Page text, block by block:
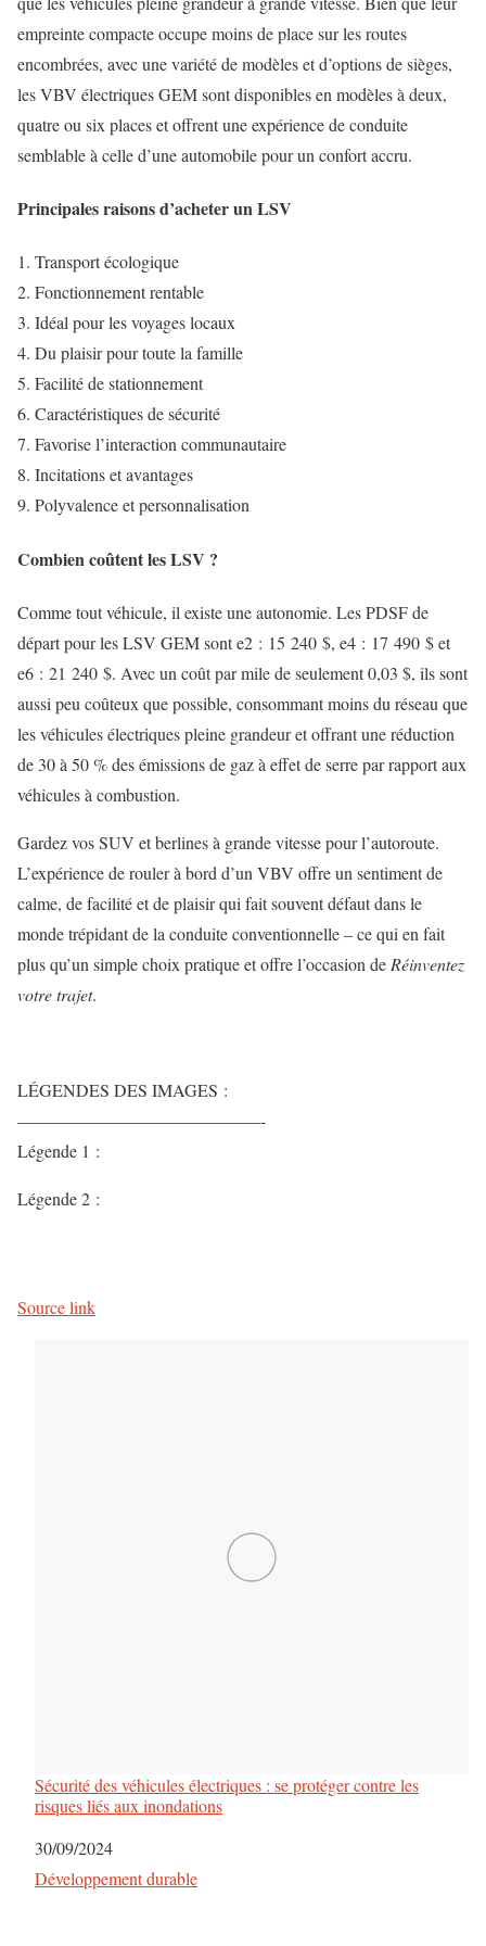
empreinte compacte occupe moins de place sur les routes
encombrées, avec une variété de modèles et d’options de sièges,
les VBV électriques GEM sont disponibles en modèles à deux,
quatre ou six places et offrent une expérience de conduite
semblable à celle d’une automobile pour un confort accru.
Principales raisons d’acheter un LSV
Transport écologique
Fonctionnement rentable
Idéal pour les voyages locaux
Du plaisir pour toute la famille
Facilité de stationnement
Caractéristiques de sécurité
Favorise l’interaction communautaire
Incitations et avantages
Polyvalence et personnalisation
Combien coûtent les LSV ?
Comme tout véhicule, il existe une autonomie. Les PDSF de
départ pour les LSV GEM sont e2 : 15 240 $, e4 : 17 490 $ et
e6 : 21 240 $. Avec un coût par mile de seulement 0,03 $, ils sont
aussi peu coûteux que possible, consommant moins du réseau que
les véhicules électriques pleine grandeur et offrant une réduction
de 30 à 50 % des émissions de gaz à effet de serre par rapport aux
véhicules à combustion.
Gardez vos SUV et berlines à grande vitesse pour l’autoroute.
L’expérience de rouler à bord d’un VBV offre un sentiment de
calme, de facilité et de plaisir qui fait souvent défaut dans le
monde trépidant de la conduite conventionnelle – ce qui en fait
plus qu’un simple choix pratique et offre l’occasion de Réinventez
votre trajet.
LÉGENDES DES IMAGES :
——————————————-
Légende 1 :
Légende 2 :
Source link
Sécurité des véhicules électriques : se protéger contre les
risques liés aux inondations
Date
30/09/2024
Par rapport à
Développement durable